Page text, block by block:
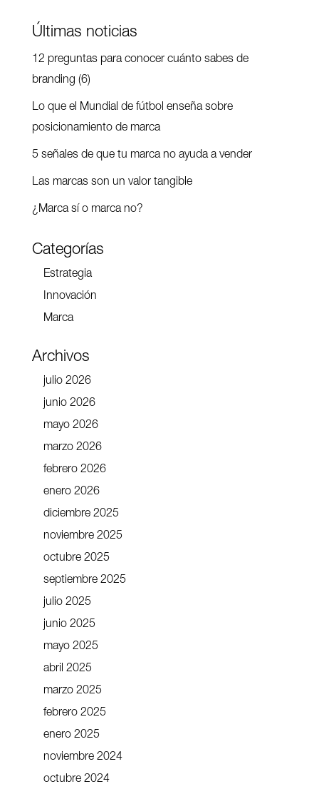
Últimas noticias
12 preguntas para conocer cuánto sabes de
branding (6)
Lo que el Mundial de fútbol enseña sobre
posicionamiento de marca
5 señales de que tu marca no ayuda a vender
Las marcas son un valor tangible
¿Marca sí o marca no?
Categorías
Estrategia
Innovación
Marca
Archivos
julio 2026
junio 2026
mayo 2026
marzo 2026
febrero 2026
enero 2026
diciembre 2025
noviembre 2025
octubre 2025
septiembre 2025
julio 2025
junio 2025
mayo 2025
abril 2025
marzo 2025
febrero 2025
enero 2025
noviembre 2024
octubre 2024